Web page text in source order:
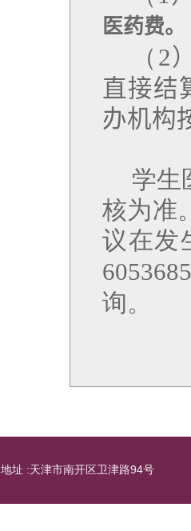
医药费。
（ 2
直接结
办机构
学生
核为准
议在发
询。
地址 :天津市南开区卫津路94号